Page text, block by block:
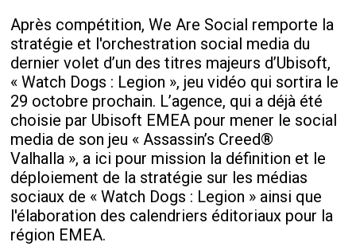
Après compétition, We Are Social remporte la
stratégie et l'orchestration social media du
dernier volet d’un des titres majeurs d’Ubisoft,
« Watch Dogs : Legion », jeu vidéo qui sortira le
29 octobre prochain. L’agence, qui a déjà été
choisie par Ubisoft EMEA pour mener le social
media de son jeu « Assassin’s Creed®
Valhalla », a ici pour mission la définition et le
déploiement de la stratégie sur les médias
sociaux de « Watch Dogs : Legion » ainsi que
l'élaboration des calendriers éditoriaux pour la
région EMEA.